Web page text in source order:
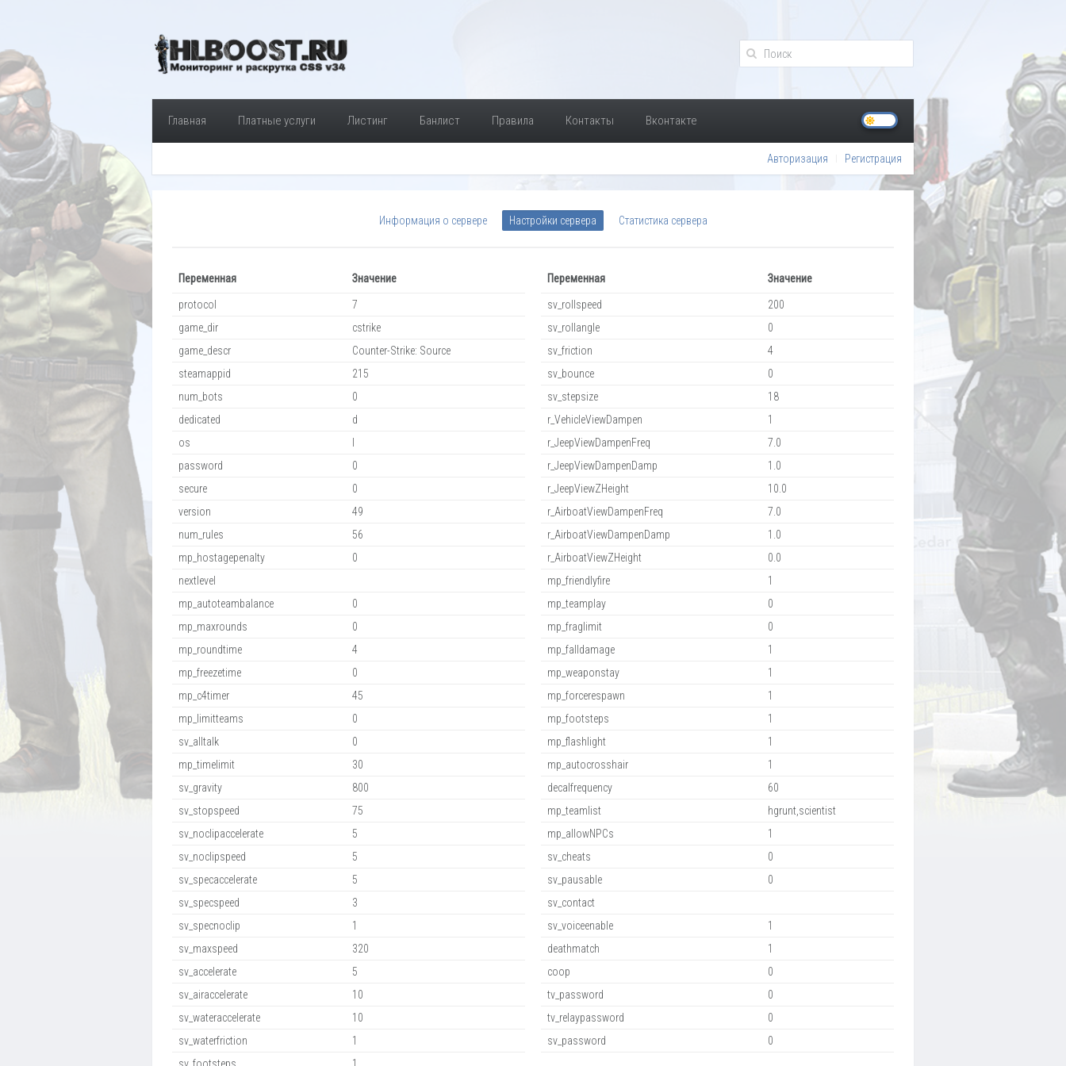
Главная Платные услуги Листинг Банлист Правила Контакты Вконтакте
Авторизация Регистрация
Информация о сервере Настройки сервера Статистика сервера
Переменная Значение
protocol
7
game_dir
cstrike
game_descr
Counter-Strike: Source
steamappid
215
num_bots
0
dedicated
d
os
password
0
secure
0
version
49
num_rules
56
mp_hostagepenalty
0
nextlevel
mp_autoteambalance
0
mp_maxrounds
0
mp_roundtime
4
mp_freezetime
0
mp_c4timer
45
mp_limitteams
0
sv_alltalk
0
mp_timelimit
30
sv_gravity
800
sv_stopspeed
75
sv_noclipaccelerate
5
sv_noclipspeed
5
sv_specaccelerate
5
sv_specspeed
3
sv_specnoclip
1
sv_maxspeed
320
sv_accelerate
5
sv_airaccelerate
10
sv_wateraccelerate
10
sv_waterfriction
1
Переменная Значение
sv_rollspeed
200
sv_rollangle
0
sv_friction
4
sv_bounce
0
sv_stepsize
18
r_VehicleViewDampen
1
r_JeepViewDampenFreq
7.0
r_JeepViewDampenDamp
1.0
r_JeepViewZHeight
10.0
r_AirboatViewDampenFreq
7.0
r_AirboatViewDampenDamp
1.0
r_AirboatViewZHeight
0.0
mp_friendlyfire
1
mp_teamplay
0
mp_fraglimit
0
mp_falldamage
1
mp_weaponstay
1
mp_forcerespawn
1
mp_footsteps
1
mp_flashlight
1
mp_autocrosshair
1
decalfrequency
60
mp_teamlist
hgrunt,scientist
mp_allowNPCs
1
sv_cheats
0
sv_pausable
0
sv_contact
sv_voiceenable
1
deathmatch
1
coop
0
tv_password
0
tv_relaypassword
0
sv_password
0